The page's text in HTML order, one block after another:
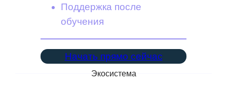
Поддержка после
обучения
Начать прямо сейчас
Экосистема